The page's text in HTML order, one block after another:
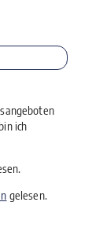
ich
gelesen.